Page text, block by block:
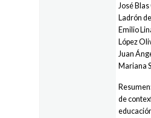
José
Ladrón
Emilio
López
Juan
Mariana
de